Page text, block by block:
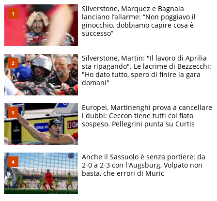
Silverstone, Marquez e Bagnaia
lanciano l’allarme: “Non poggiavo il
ginocchio, dobbiamo capire cosa è
successo”
Silverstone, Martin: "Il lavoro di Aprilia
sta ripagando". Le lacrime di Bezzecchi:
"Ho dato tutto, spero di finire la gara
domani"
Europei, Martinenghi prova a cancellare
i dubbi: Ceccon tiene tutti col fiato
sospeso. Pellegrini punta su Curtis
Anche il Sassuolo è senza portiere: da
2-0 a 2-3 con l'Augsburg, Volpato non
basta, che errori di Muric